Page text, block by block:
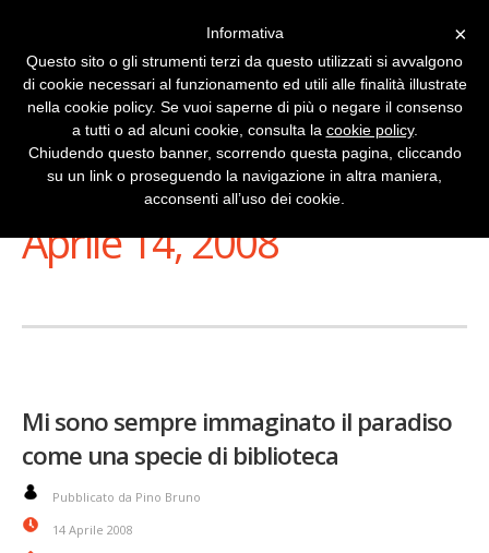
Stai Visualizzando
Aprile 14, 2008
Mi sono sempre immaginato il paradiso
come una specie di biblioteca
Pubblicato da Pino Bruno
14 Aprile 2008
×
Informativa
Questo sito o gli strumenti terzi da questo utilizzati si avvalgono
di cookie necessari al funzionamento ed utili alle finalità illustrate
nella cookie policy. Se vuoi saperne di più o negare il consenso
a tutti o ad alcuni cookie, consulta la cookie policy.
Chiudendo questo banner, scorrendo questa pagina, cliccando
su un link o proseguendo la navigazione in altra maniera,
acconsenti all’uso dei cookie.